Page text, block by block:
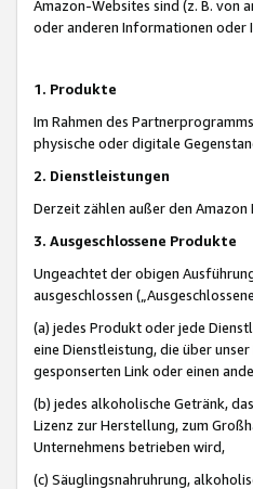
Amazon-Websites sind (z. B. von
oder anderen Informationen oder
1. Produkte
Im Rahmen des
physische oder digitale
2. Dienstleistungen
Derzeit zählen außer den
3. Ausgeschlossene Produkte
Ungeachtet der obigen
ausgeschlossen
(a) jedes Produkt oder jede
eine Dienstleistung, die über
gesponserten Link oder einen
(b) jedes alkoholische Getränk,
Lizenz zur Herstellung, zum
Unternehmens betrieben wird,
(c) Säuglingsnahruhrung,